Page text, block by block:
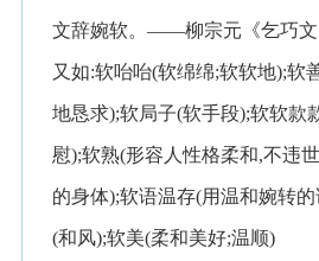
文辞婉软。——柳宗元《乞巧文
又如:软咍咍(软绵绵;软软地);软
地恳求);软局子(软手段);软软款
慰);软熟(形容人性格柔和,不违
的身体);软语温存(用温和婉转
(和风);软美(柔和美好;温顺)